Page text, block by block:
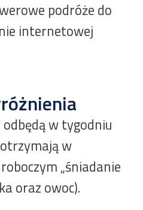
podróże do
internetowej
w tygodniu
w
„śniadanie
oraz owoc).